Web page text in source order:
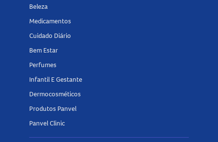
Beleza
Medicamentos
Cuidado Diário
Bem Estar
Perfumes
Infantil E Gestante
Dermocosméticos
Produtos Panvel
Panvel Clinic